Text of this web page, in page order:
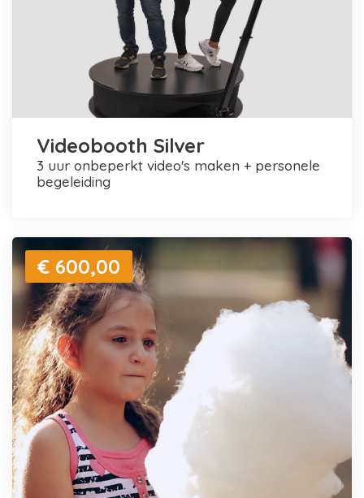
Videobooth Silver
3 uur onbeperkt video's maken + personele
begeleiding
€ 600,00